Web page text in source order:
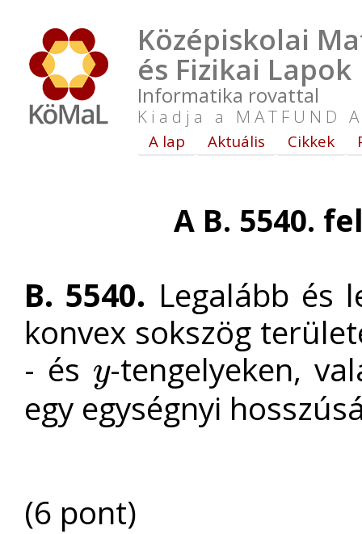
Középiskolai
és Fizikai Lapok
Informatika rovattal
Kiadja a MATFUND
A lap Aktuális Cikkek
A B. 5540.
B. 5540. Legalább és
konvex sokszög
- és y
y -tengelyeken,
egy egységnyi
(6 pont)